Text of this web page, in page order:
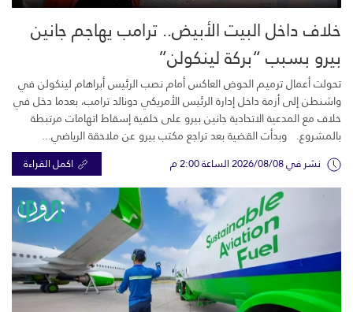
خلاف داخل البيت الأبيض.. ترامب يهاجم جانين
بيرو بسبب “بركة لينكولن”
تحولت أعمال ترميم الحوض العاكس أمام نصب الرئيس أبراهام لينكولن في
واشنطن إلى أزمة داخل إدارة الرئيس الأمريكي دونالد ترامب، بعدما دخل في
خلاف مع المدعية الاتحادية جانين بيرو على خلفية إسقاط اتهامات مرتبطة
بالمشروع. وبدأت القضية بعد تراجع مكتب بيرو عن ملاحقة الرياضي...
نشر في 2026/08/08 الساعة 2:00 م اكمل القراءة